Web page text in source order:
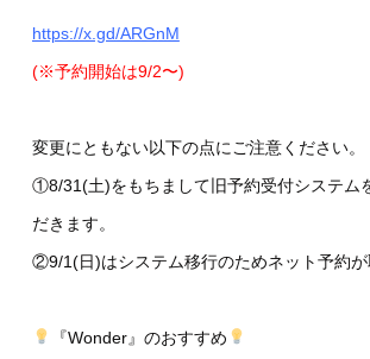
https://x.gd/ARGnM
(※予約開始は9/2〜)
変更にともない以下の点にご注意ください。
①8/31(土)をもちまして旧予約受付システム
だきます。
②9/1(日)はシステム移行のためネット予約が
『Wonder』のおすすめ